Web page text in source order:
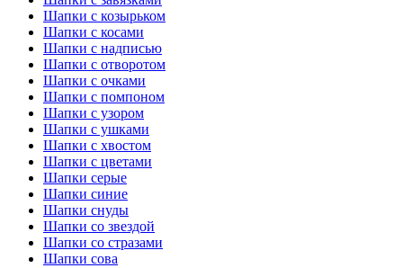
Шапки с козырьком
Шапки с косами
Шапки с надписью
Шапки с отворотом
Шапки с очками
Шапки с помпоном
Шапки с узором
Шапки с ушками
Шапки с хвостом
Шапки с цветами
Шапки серые
Шапки синие
Шапки снуды
Шапки со звездой
Шапки со стразами
Шапки сова